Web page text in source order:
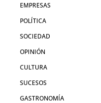
EMPRESAS
POLÍTICA
SOCIEDAD
OPINIÓN
CULTURA
SUCESOS
GASTRONOMÍA